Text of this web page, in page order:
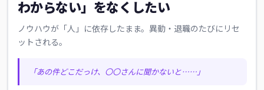
わからない」をなくしたい
ノウハウが「人」に依存したまま。異動・退職のたびにリセ
ットされる。
「あの件どこだっけ、〇〇さんに聞かないと……」